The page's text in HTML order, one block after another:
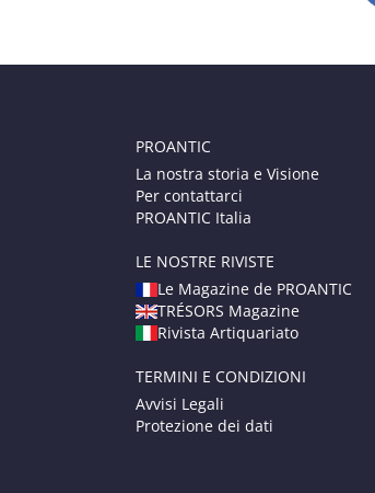
PROANTIC
La nostra storia e Visione
Per contattarci
PROANTIC Italia
LE NOSTRE RIVISTE
Le Magazine de PROANTIC
TRÉSORS Magazine
Rivista Artiquariato
TERMINI E CONDIZIONI
Avvisi Legali
Protezione dei dati